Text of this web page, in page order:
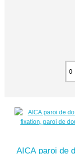
AICA paroi de